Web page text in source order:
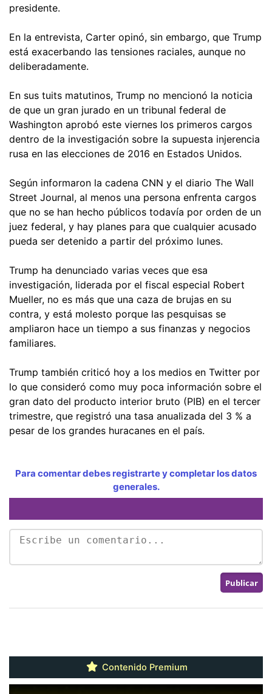
presidente.
En la entrevista, Carter opinó, sin embargo, que Trump
está exacerbando las tensiones raciales, aunque no
deliberadamente.
En sus tuits matutinos, Trump no mencionó la noticia
de que un gran jurado en un tribunal federal de
Washington aprobó este viernes los primeros cargos
dentro de la investigación sobre la supuesta injerencia
rusa en las elecciones de 2016 en Estados Unidos.
Según informaron la cadena CNN y el diario The Wall
Street Journal, al menos una persona enfrenta cargos
que no se han hecho públicos todavía por orden de un
juez federal, y hay planes para que cualquier acusado
pueda ser detenido a partir del próximo lunes.
Trump ha denunciado varias veces que esa
investigación, liderada por el fiscal especial Robert
Mueller, no es más que una caza de brujas en su
contra, y está molesto porque las pesquisas se
ampliaron hace un tiempo a sus finanzas y negocios
familiares.
Trump también criticó hoy a los medios en Twitter por
lo que consideró como muy poca información sobre el
gran dato del producto interior bruto (PIB) en el tercer
trimestre, que registró una tasa anualizada del 3 % a
pesar de los grandes huracanes en el país.
Para comentar debes registrarte y completar los datos
generales.
Contenido Premium